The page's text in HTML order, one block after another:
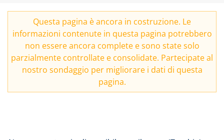
Questa pagina è ancora in costruzione. Le
informazioni contenute in questa pagina potrebbero
non essere ancora complete e sono state solo
parzialmente controllate e consolidate. Partecipate al
nostro sondaggio per migliorare i dati di questa
pagina.